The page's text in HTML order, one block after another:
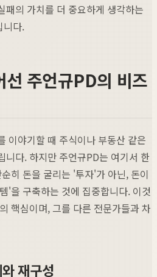
패의 가치를 더 중요하게 생각하는
니다.
선 주언규PD의 비즈
이야기할 때 주식이나 부동산 같은
니다. 하지만 주언규PD는 여기서 한
히 돈을 굴리는 '투자'가 아닌, 돈이
'을 구축하는 것에 집중합니다. 이것
의 핵심이며, 그를 다른 전문가들과 차
재구성